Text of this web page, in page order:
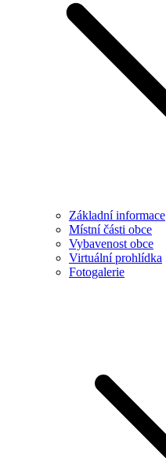
Základní informace
Místní části obce
Vybavenost obce
Virtuální prohlídka
Fotogalerie